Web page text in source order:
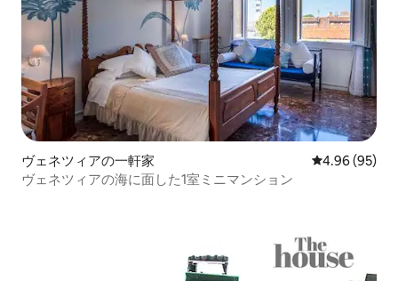
ヴェネツィアの一軒家 レビュー95
4.96 (95)
ヴェネツィアの海に面した1室ミニマンション